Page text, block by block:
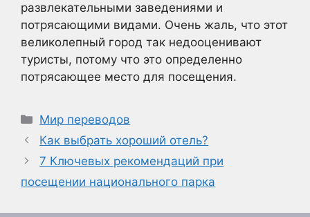
развлекательными заведениями и
потрясающими видами. Очень жаль, что этот
великолепный город так недооценивают
туристы, потому что это определенно
потрясающее место для посещения.
Рубрики
Мир переводов
Как выбрать хороший отель?
7 Ключевых рекомендаций при
посещении национального парка